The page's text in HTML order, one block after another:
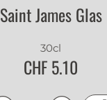
Saint James Glas
30cl
CHF 5.10